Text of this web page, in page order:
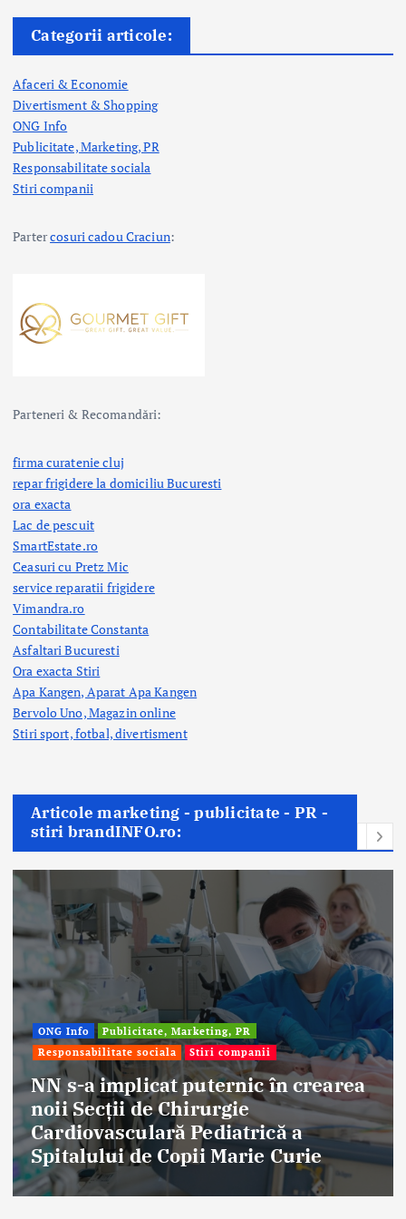
Categorii articole:
Afaceri & Economie
Divertisment & Shopping
ONG Info
Publicitate, Marketing, PR
Responsabilitate sociala
Stiri companii
Partercosuri cadou Craciun:
Parteneri & Recomandări:
firma curatenie cluj
repar frigidere la domiciliu Bucuresti
ora exacta
Lac de pescuit
SmartEstate.ro
Ceasuri cu Pretz Mic
service reparatii frigidere
Vimandra.ro
Contabilitate Constanta
Asfaltari Bucuresti
Ora exacta Stiri
Apa Kangen, Aparat Apa Kangen
Bervolo Uno, Magazin online
Stiri sport, fotbal,divertisment
Articole marketing - publicitate - PR -
stiri brandINFO.ro:
ONG Info
Publicitate, Marketing, PR
Responsabilitate sociala
Stiri companii
NN s-a implicat puternic în crearea
noii Secții de Chirurgie
Cardiovasculară Pediatrică a
Spitalului de Copii Marie Curie